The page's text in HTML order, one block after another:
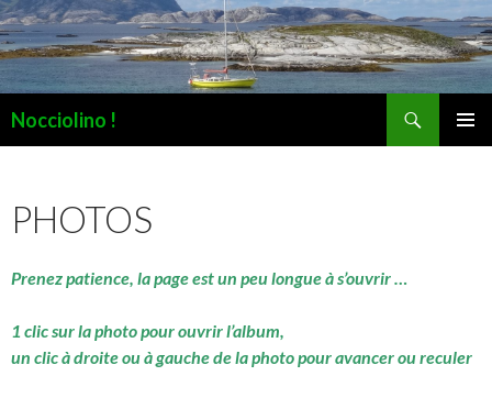
Nocciolino !
PHOTOS
Prenez patience, la page est un peu longue à s’ouvrir …
1 clic sur la photo pour ouvrir l’album,
un clic à droite ou à gauche de la photo pour avancer ou reculer